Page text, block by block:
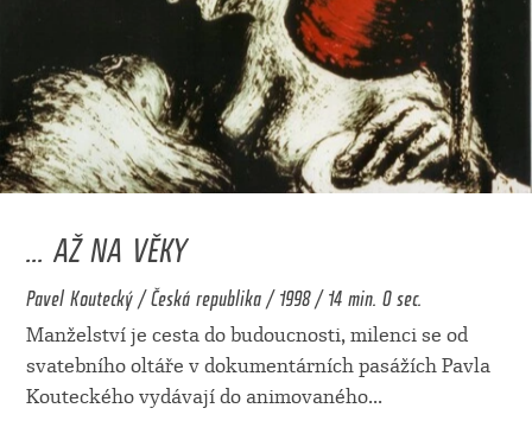
... AŽ NA VĚKY
Pavel Koutecký / Česká republika / 1998 / 14 min. 0 sec.
Manželství je cesta do budoucnosti, milenci se od
svatebního oltáře v dokumentárních pasážích Pavla
Kouteckého vydávají do animovaného...